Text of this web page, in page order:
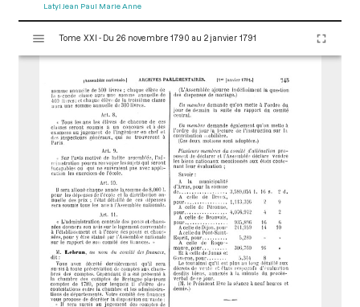
Latyl Jean Paul Marie Anne
s
Tome XXI - Du 26 novembre 1790 au 2 janvier 1791